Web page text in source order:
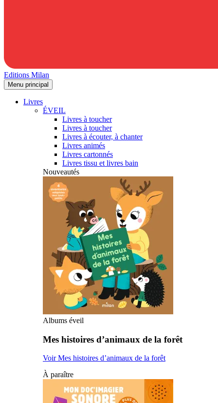
Editions Milan
Menu principal
Livres
ÉVEIL
Livres à toucher
Livres à toucher
Livres à écouter, à chanter
Livres animés
Livres cartonnés
Livres tissu et livres bain
Nouveautés
Albums éveil
Mes histoires d’animaux de la forêt
Voir Mes histoires d’animaux de la forêt
À paraître